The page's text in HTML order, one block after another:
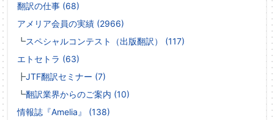
翻訳の仕事 (68)
アメリア会員の実績 (2966)
┗スペシャルコンテスト（出版翻訳） (117)
エトセトラ (63)
┣JTF翻訳セミナー (7)
┗翻訳業界からのご案内 (10)
情報誌『Amelia』 (138)